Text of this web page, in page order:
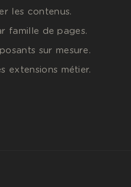
les contenus.
famille de pages.
sur mesure.
extensions métier.